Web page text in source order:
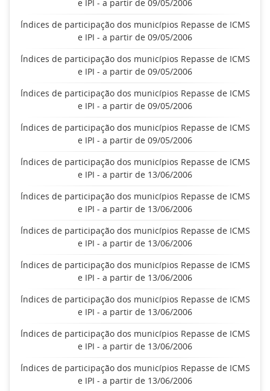
e IPI - a partir de 09/05/2006
Índices de participação dos municípios Repasse de ICMS
e IPI - a partir de 09/05/2006
Índices de participação dos municípios Repasse de ICMS
e IPI - a partir de 09/05/2006
Índices de participação dos municípios Repasse de ICMS
e IPI - a partir de 09/05/2006
Índices de participação dos municípios Repasse de ICMS
e IPI - a partir de 09/05/2006
Índices de participação dos municípios Repasse de ICMS
e IPI - a partir de 13/06/2006
Índices de participação dos municípios Repasse de ICMS
e IPI - a partir de 13/06/2006
Índices de participação dos municípios Repasse de ICMS
e IPI - a partir de 13/06/2006
Índices de participação dos municípios Repasse de ICMS
e IPI - a partir de 13/06/2006
Índices de participação dos municípios Repasse de ICMS
e IPI - a partir de 13/06/2006
Índices de participação dos municípios Repasse de ICMS
e IPI - a partir de 13/06/2006
Índices de participação dos municípios Repasse de ICMS
e IPI - a partir de 13/06/2006